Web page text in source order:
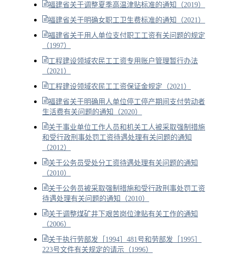
福建省关于调整夏季高温津贴标准的通知（2019）
福建省关于明确女职工卫生费标准的通知（2021）
福建省关于用人单位支付职工工资有关问题的规定
（1997）
工程建设领域农民工工资专用账户管理暂行办法
（2021）
工程建设领域农民工工资保证金规定（2021）
福建省关于明确用人单位停工停产期间支付劳动者
生活费有关问题的通知（2020）
关于事业单位工作人员和机关工人被采取强制措施
和受行政刑事处罚工资待遇处理有关问题的通知
（2012）
关于公务员受处分工资待遇处理有关问题的通知
（2010）
关于公务员被采取强制措施和受行政刑事处罚工资
待遇处理有关问题的通知（2010）
关于调整煤矿井下艰苦岗位津贴有关工作的通知
（2006）
关于执行劳部发［1994］481号和劳部发［1995］
223号文件有关规定的请示（1996）